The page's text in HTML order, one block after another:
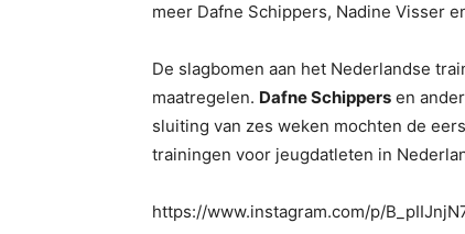
meer Dafne Schippers, Nadine Visser
De slagbomen aan het Nederlandse
maatregelen. Dafne Schippers en
sluiting van zes weken mochten de
trainingen voor jeugdatleten in
https://www.instagram.com/p/